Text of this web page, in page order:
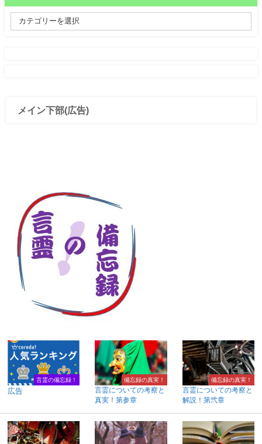
メイン下部(広告)
言霊の備忘録！
広告
備忘録の真実！
言霊についての考察と
真実！第参章
備忘録の真実！
言霊についての考察と
解説！第弐章